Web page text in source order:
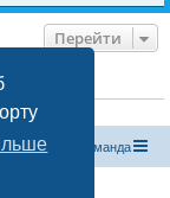
Перейти
Команда
Limited